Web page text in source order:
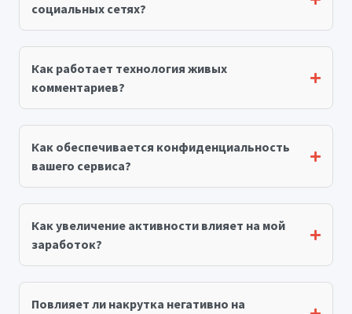
социальных сетях?
Как работает технология живых
комментариев?
Как обеспечивается конфиденциальность
вашего сервиса?
Как увеличение активности влияет на мой
заработок?
Повлияет ли накрутка негативно на